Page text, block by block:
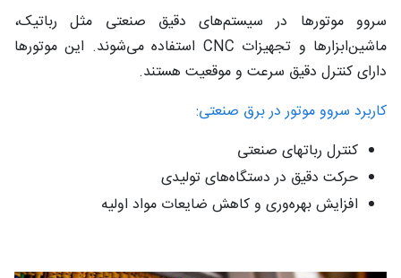
سروو موتورها در سیستم‌های دقیق صنعتی مثل رباتیک،
ماشین‌ابزارها و تجهیزات CNC استفاده می‌شوند. این موتورها
دارای کنترل دقیق سرعت و موقعیت هستند.
کاربرد سروو موتور در برق صنعتی:
کنترل رباتهای صنعتی
حرکت دقیق در دستگاه‌های تولیدی
افزایش بهره‌وری و کاهش ضایعات مواد اولیه